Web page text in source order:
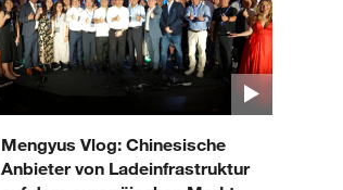
Mengyus Vlog: Chinesische
Anbieter von Ladeinfrastruktur